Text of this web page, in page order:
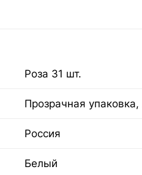
Роза 31 шт.
Прозрачная упаковка,
Россия
Белый